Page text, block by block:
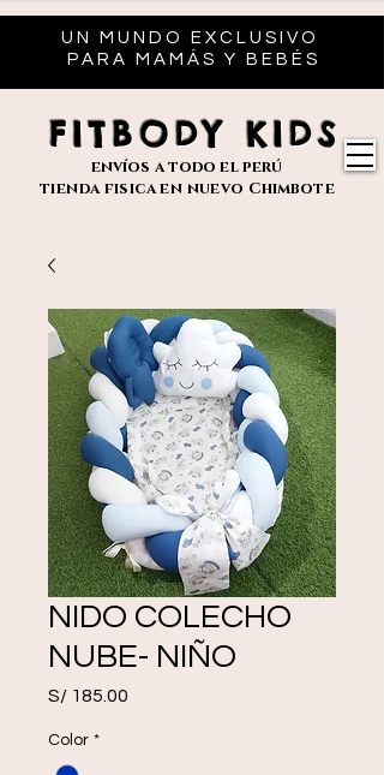
UN MUNDO EXCLUSIVO
PARA MAMÁS Y BEBÉS
FITBODY KIDS
envíos a todo el perú
tienda fisica en nuevo Chimbote
NIDO COLECHO
NUBE- NIÑO
S/ 185.00
Color *